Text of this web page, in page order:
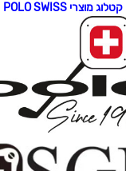
קטלוג מוצרי POLO SWISS